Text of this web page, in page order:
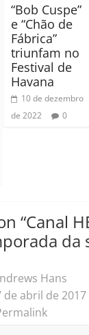
“Bob Cuspe”
e “Chão de
Fábrica”
triunfam no
Festival de
Havana
10 de dezembro
de 2022
0
“Canal
da
Hans
de abril de 2017